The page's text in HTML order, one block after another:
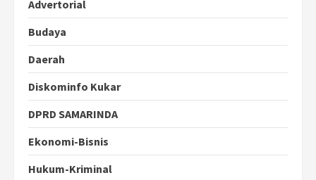
Advertorial
Budaya
Daerah
Diskominfo Kukar
DPRD SAMARINDA
Ekonomi-Bisnis
Hukum-Kriminal